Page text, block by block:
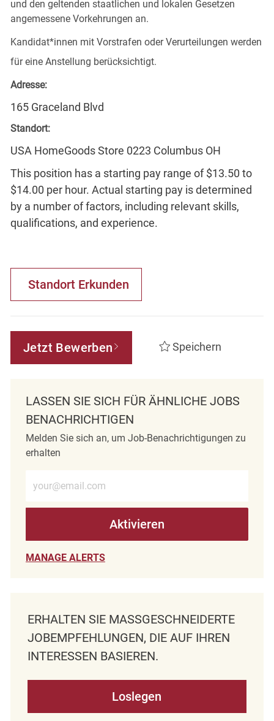
und den geltenden staatlichen und lokalen Gesetzen
angemessene Vorkehrungen an.
Kandidat*innen mit Vorstrafen oder Verurteilungen werden
für eine Anstellung berücksichtigt.
Adresse:
165 Graceland Blvd
Standort:
USA HomeGoods Store 0223 Columbus OH
This position has a starting pay range of $13.50 to
$14.00 per hour. Actual starting pay is determined
by a number of factors, including relevant skills,
qualifications, and experience.
Standort Erkunden
Jetzt Bewerben Speichern
LASSEN SIE SICH FÜR ÄHNLICHE JOBS
BENACHRICHTIGEN
Melden Sie sich an, um Job-Benachrichtigungen zu
erhalten
Aktivieren
MANAGE ALERTS
ERHALTEN SIE MASSGESCHNEIDERTE J
OBEMPFEHLUNGEN, DIE AUF IHREN I
NTERESSEN BASIEREN.
Loslegen